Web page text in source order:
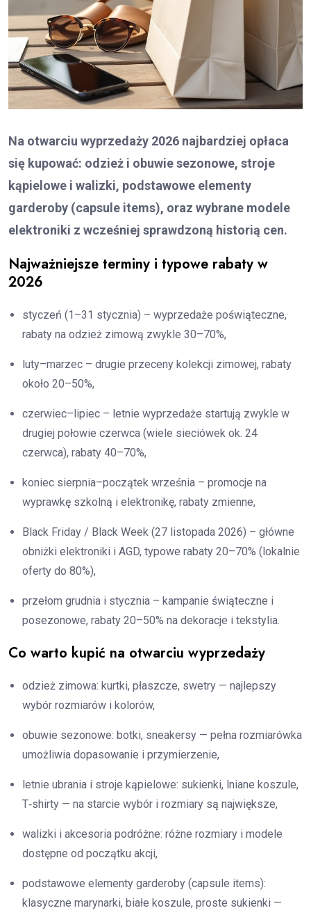
Na otwarciu wyprzedaży 2026 najbardziej opłaca
się kupować: odzież i obuwie sezonowe, stroje
kąpielowe i walizki, podstawowe elementy
garderoby (capsule items), oraz wybrane modele
elektroniki z wcześniej sprawdzoną historią cen.
Najważniejsze terminy i typowe rabaty w
2026
styczeń (1–31 stycznia) – wyprzedaże poświąteczne,
rabaty na odzież zimową zwykle 30–70%,
luty–marzec – drugie przeceny kolekcji zimowej, rabaty
około 20–50%,
czerwiec–lipiec – letnie wyprzedaże startują zwykle w
drugiej połowie czerwca (wiele sieciówek ok. 24
czerwca), rabaty 40–70%,
koniec sierpnia–początek września – promocje na
wyprawkę szkolną i elektronikę, rabaty zmienne,
Black Friday / Black Week (27 listopada 2026) – główne
obniżki elektroniki i AGD, typowe rabaty 20–70% (lokalnie
oferty do 80%),
przełom grudnia i stycznia – kampanie świąteczne i
posezonowe, rabaty 20–50% na dekoracje i tekstylia.
Co warto kupić na otwarciu wyprzedaży
odzież zimowa: kurtki, płaszcze, swetry — najlepszy
wybór rozmiarów i kolorów,
obuwie sezonowe: botki, sneakersy — pełna rozmiarówka
umożliwia dopasowanie i przymierzenie,
letnie ubrania i stroje kąpielowe: sukienki, lniane koszule,
T‑shirty — na starcie wybór i rozmiary są największe,
walizki i akcesoria podróżne: różne rozmiary i modele
dostępne od początku akcji,
podstawowe elementy garderoby (capsule items):
klasyczne marynarki, białe koszule, proste sukienki —